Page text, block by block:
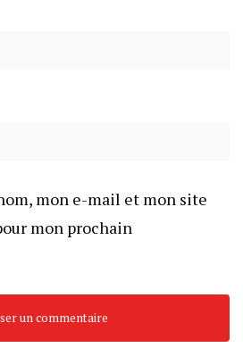
mon e-mail et mon site
mon prochain